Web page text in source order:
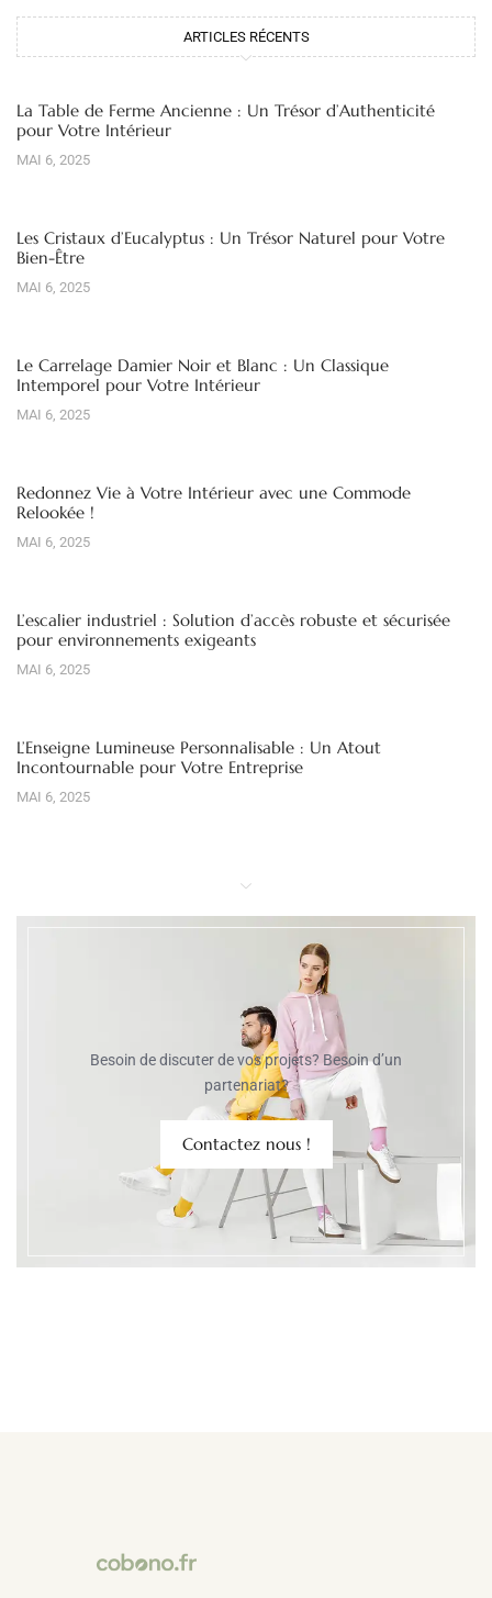
ARTICLES RÉCENTS
La Table de Ferme Ancienne : Un Trésor d’Authenticité
pour Votre Intérieur
MAI 6, 2025
Les Cristaux d’Eucalyptus : Un Trésor Naturel pour Votre
Bien-Être
MAI 6, 2025
Le Carrelage Damier Noir et Blanc : Un Classique
Intemporel pour Votre Intérieur
MAI 6, 2025
Redonnez Vie à Votre Intérieur avec une Commode
Relookée !
MAI 6, 2025
L’escalier industriel : Solution d’accès robuste et sécurisée
pour environnements exigeants
MAI 6, 2025
L’Enseigne Lumineuse Personnalisable : Un Atout
Incontournable pour Votre Entreprise
MAI 6, 2025
Besoin de discuter de vos projets? Besoin d’un
partenariat?
Contactez nous !